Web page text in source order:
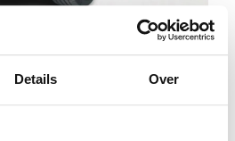
Details Over
Financial lease
€ 1.069p/m
PERFORMANCE